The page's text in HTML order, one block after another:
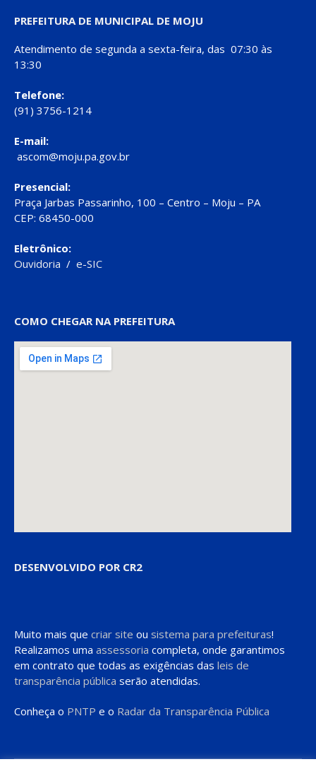
PREFEITURA DE MUNICIPAL DE MOJU
Atendimento de segunda a sexta-feira, das 07:30 às
13:30
Telefone:
(91) 3756-1214
E-mail:
ascom@moju.pa.gov.br
Presencial:
Praça Jarbas Passarinho, 100 – Centro – Moju – PA
CEP: 68450-000
Eletrônico:
Ouvidoria / e-SIC
COMO CHEGAR NA PREFEITURA
DESENVOLVIDO POR CR2
Muito mais que criar site ou sistema para prefeituras!
Realizamos uma assessoria completa, onde garantimos
em contrato que todas as exigências das leis de
transparência pública serão atendidas.
Conheça o PNTP e o Radar da Transparência Pública